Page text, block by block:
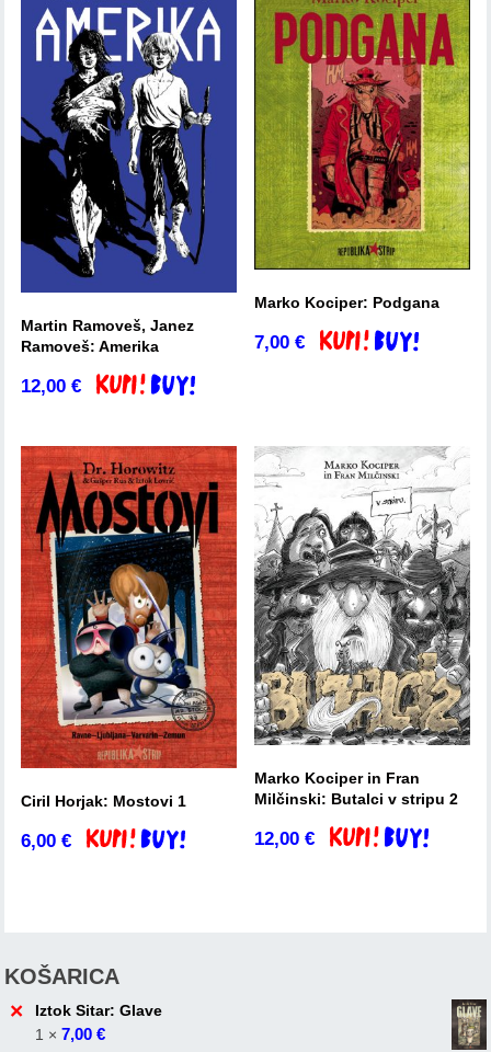
Martin Ramoveš, Janez
Ramoveš: Amerika
12,00€ Dodaj v košarico
Marko Kociper: Podgana
7,00€ Dodaj v košarico
Ciril Horjak: Mostovi 1
6,00€ Dodaj v košarico
Marko Kociper in Fran
Milčinski: Butalci v stripu 2
12,00€ Dodaj v košarico
KOŠARICA
×
Iztok Sitar: Glave
1 ×7,00€